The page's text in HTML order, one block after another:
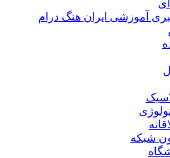
آموزشی ایران هنگ درام
شبکه